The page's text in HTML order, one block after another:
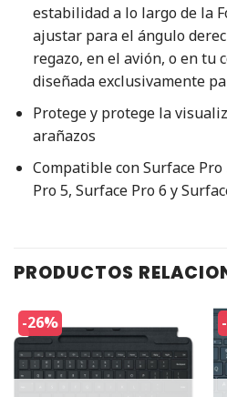
estabilidad a lo largo de la
ajustar para el ángulo
regazo, en el avión, o en tu
diseñada exclusivamente
Protege y protege la
arañazos
Compatible con Surface
Pro 5, Surface Pro 6 y
PRODUCTOS
-26%